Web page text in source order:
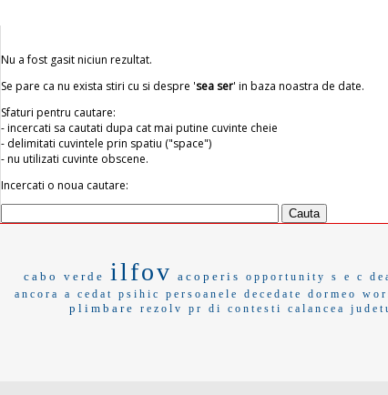
Nu a fost gasit niciun rezultat.
Se pare ca nu exista stiri cu si despre 'sea ser' in baza noastra de date.
Sfaturi pentru cautare:
- incercati sa cautati dupa cat mai putine cuvinte cheie
- delimitati cuvintele prin spatiu ("space")
- nu utilizati cuvinte obscene.
Incercati o noua cautare:
cabo verde ilfov acoperis opportunity s e c
ancora
a cedat psihic persoanele decedate dormeo
plimbare rezolv pr di contesti calancea